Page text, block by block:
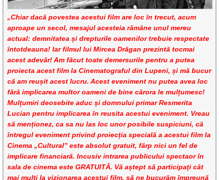
„Chiar dacă povestea acestui film are loc în trecut, acum
aproape un secol, mesajul acesteia rămâne unul mereu
actual: demnitatea și drepturile oamenilor trebuie respectate
întotdeauna! Iar filmul lui Mircea Drăgan prezintă tocmai
acest adevăr! Am făcut toate demersurile pentru a putea
proiecta acest film la Cinematograful din Lupeni, și mă bucur
că am reușit acest lucru. Acest eveniment nu putea avea loc
fără implicarea multor oameni de bine cărora le mulțumesc!
Mulțumiri deosebite aduc și domnului primar Resmerita
Lucian pentru implicarea în reusita acestui eveniment. Vreau
să menționez, ca sa nu las loc unor posibile suspiciuni, că
întregul eveniment privind proiecția specială a acestui film la
Cinema „Cultural” este absolut gratuit, fărp nici un fel de
implicare financiară. Incusiv intrarea publicului spectaor în
sala de cinema este GRATUITĂ. Vă aștept să participați cât
mai mulți la vizionarea acestui film, să ne bucurăm împreună